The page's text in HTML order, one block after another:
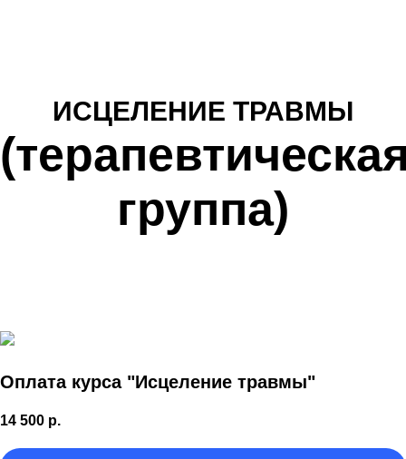
ИСЦЕЛЕНИЕ ТРАВМЫ
группа)
Оплата курса "Исцеление травмы"
14 500 р.